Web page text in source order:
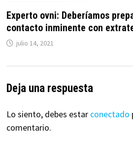
Experto ovni: Deberíamos
contacto inminente con
julio 14, 2021
Deja una respuesta
Lo siento, debes estar conectado
comentario.